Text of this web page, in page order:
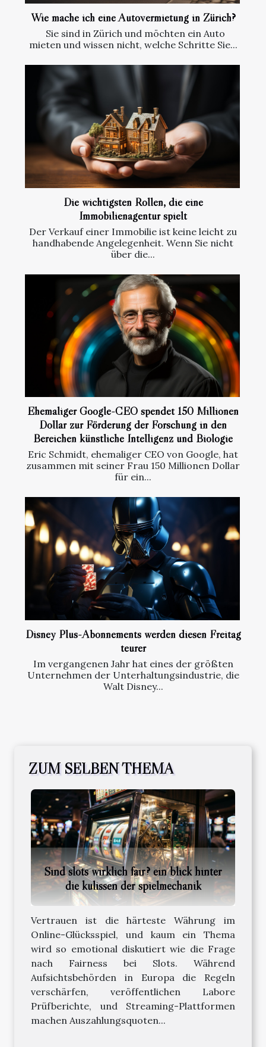
Wie mache ich eine Autovermietung in Zürich?
Sie sind in Zürich und möchten ein Auto
mieten und wissen nicht, welche Schritte Sie...
Die wichtigsten Rollen, die eine
Immobilienagentur spielt
Der Verkauf einer Immobilie ist keine leicht zu
handhabende Angelegenheit. Wenn Sie nicht
über die...
Ehemaliger Google-CEO spendet 150 Millionen
Dollar zur Förderung der Forschung in den
Bereichen künstliche Intelligenz und Biologie
Eric Schmidt, ehemaliger CEO von Google, hat
zusammen mit seiner Frau 150 Millionen Dollar
für ein...
Disney Plus-Abonnements werden diesen Freitag
teurer
Im vergangenen Jahr hat eines der größten
Unternehmen der Unterhaltungsindustrie, die
Walt Disney...
ZUM SELBEN THEMA
Sind slots wirklich fair? ein blick hinter
die kulissen der spielmechanik
Vertrauen ist die härteste Währung im
Online-Glücksspiel, und kaum ein Thema
wird so emotional diskutiert wie die Frage
nach Fairness bei Slots. Während
Aufsichtsbehörden in Europa die Regeln
verschärfen, veröffentlichen Labore
Prüfberichte, und Streaming-Plattformen
machen Auszahlungsquoten...